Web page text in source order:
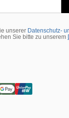
unserer Datenschutz-
Sie bitte zu unserem